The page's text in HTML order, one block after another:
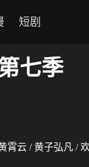
短剧
七季
霄云 / 黄子弘凡 /